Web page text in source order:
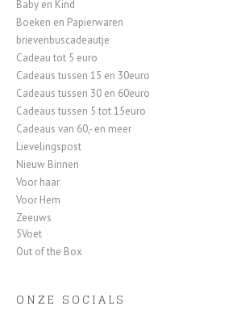
Baby en Kind
Boeken en Papierwaren
brievenbuscadeautje
Cadeau tot 5 euro
Cadeaus tussen 15 en 30euro
Cadeaus tussen 30 en 60euro
Cadeaus tussen 5 tot 15euro
Cadeaus van 60,- en meer
Lievelingspost
Nieuw Binnen
Voor haar
Voor Hem
Zeeuws
5Voet
Out of the Box
ONZE SOCIALS